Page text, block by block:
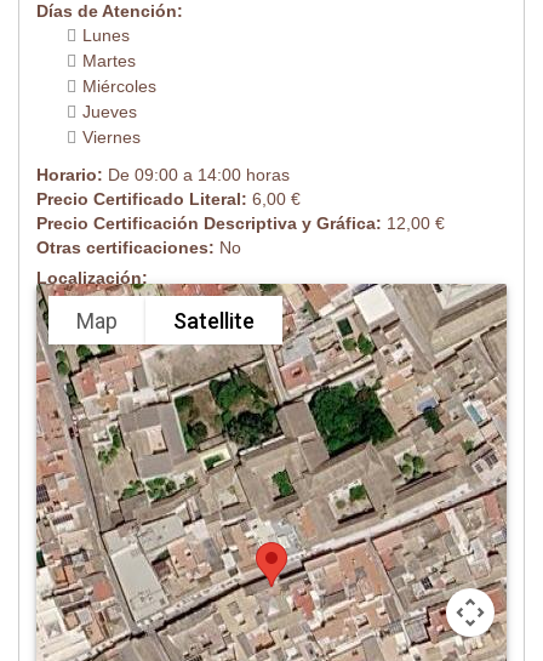
Días de Atención:
Lunes
Martes
Miércoles
Jueves
Viernes
Horario: De 09:00 a 14:00 horas
Precio Certificado Literal: 6,00 €
Precio Certificación Descriptiva y Gráfica: 12,00 €
Otras certificaciones: No
Localización:
Map Satellite